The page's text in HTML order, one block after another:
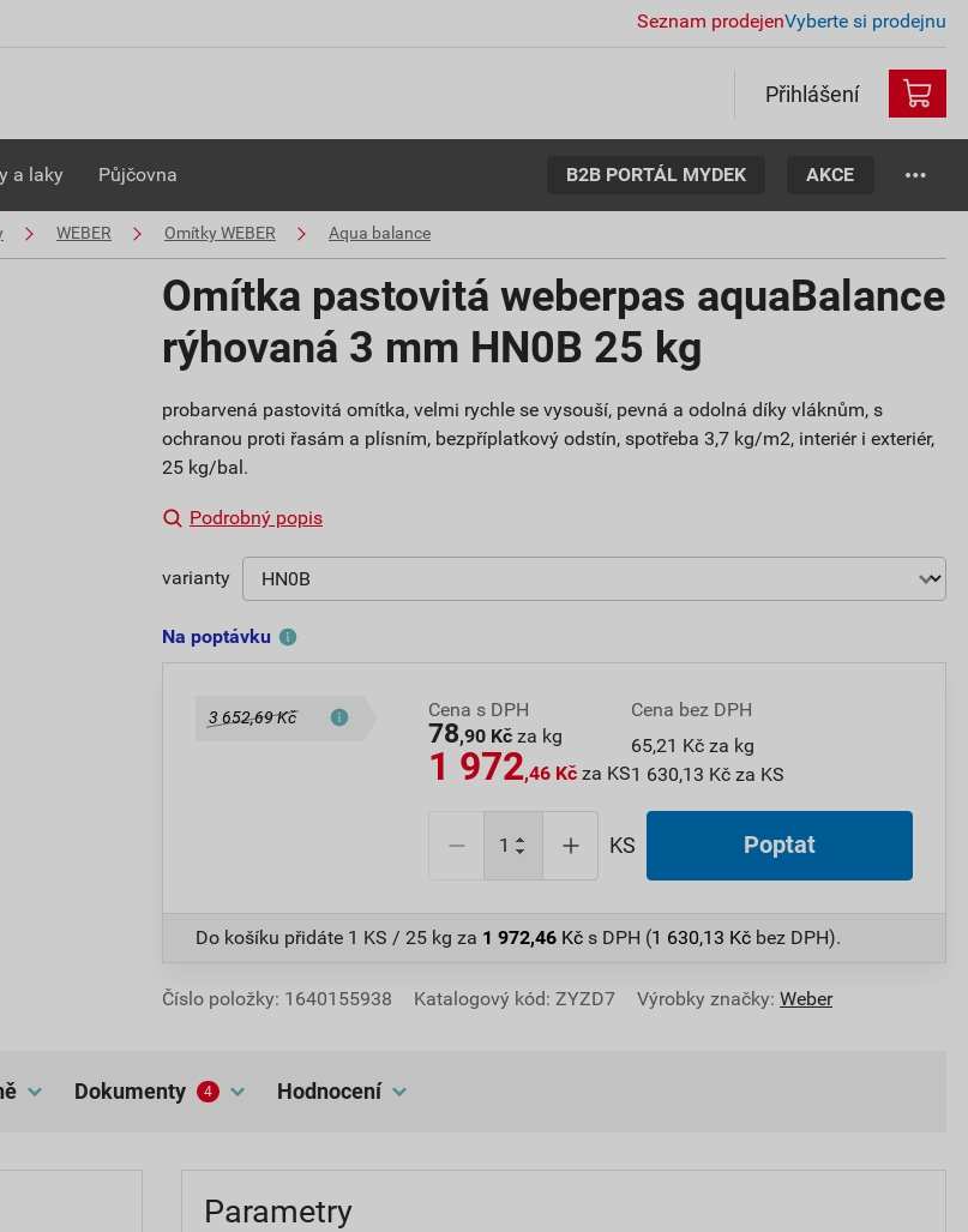
Seznam prodejenVyberte si prodejnu
Přihlášení
a laky Půjčovna B2B PORTÁL MYDEK AKCE
WEBER Omítky WEBER Aqua balance
Omítka pastovitá weberpas aquaBalance
rýhovaná 3 mm HN0B 25 kg
probarvená pastovitá omítka, velmi rychle se vysouší, pevná a odolná díky vláknům, s
ochranou proti řasám a plísním, bezpříplatkový odstín, spotřeba 3,7 kg/m2, interiér i exteriér,
25 kg/bal.
Podrobný popis
varianty
Na poptávku
3 652,69 Kč Cena s DPH
78,90 Kč za kg
1 972,46 Kč za KS
Cena bez DPH
65,21 Kč za kg
1 630,13 Kč za KS
KS Poptat
Do košíku přidáte 1 KS / 25 kg za 1 972,46 Kč s DPH (1 630,13 Kč bez DPH).
Číslo položky: 1640155938 Katalogový kód: ZYZD7 Výrobky značky: Weber
dokumenty 4 hodnocení
Parametry